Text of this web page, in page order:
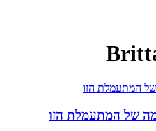
של המתעמלת הזו